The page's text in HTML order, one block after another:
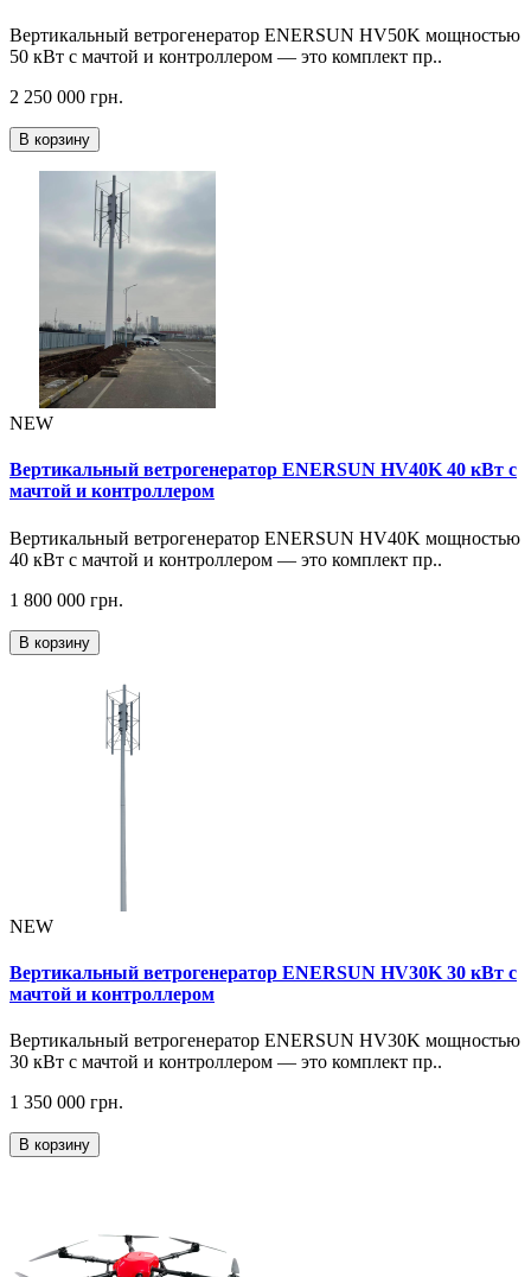
Вертикальный ветрогенератор ENERSUN HV50K мощностью
50 кВт с мачтой и контроллером — это комплект пр..
2 250 000 грн.
В корзину
NEW
Вертикальный ветрогенератор ENERSUN HV40K 40 кВт с
мачтой и контроллером
Вертикальный ветрогенератор ENERSUN HV40K мощностью
40 кВт с мачтой и контроллером — это комплект пр..
1 800 000 грн.
В корзину
NEW
Вертикальный ветрогенератор ENERSUN HV30K 30 кВт с
мачтой и контроллером
Вертикальный ветрогенератор ENERSUN HV30K мощностью
30 кВт с мачтой и контроллером — это комплект пр..
1 350 000 грн.
В корзину